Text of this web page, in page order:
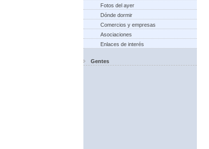
Fotos del ayer
Dónde dormir
Comercios y empresas
Asociaciones
Enlaces de interés
Gentes